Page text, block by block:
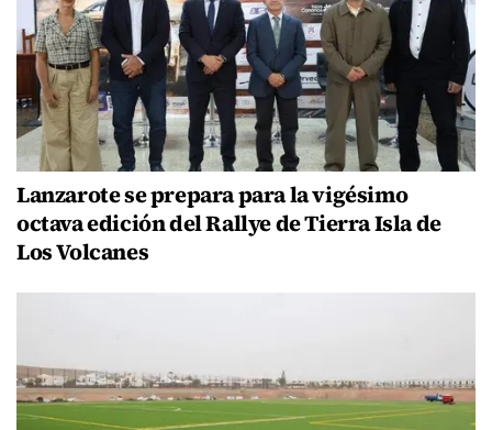
Lanzarote se prepara para la vigésimo
octava edición del Rallye de Tierra Isla de
Los Volcanes